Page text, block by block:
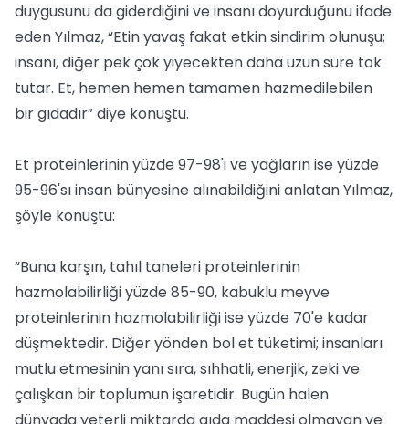
duygusunu da giderdiğini ve insanı doyurduğunu ifade
eden Yılmaz, “Etin yavaş fakat etkin sindirim olunuşu;
insanı, diğer pek çok yiyecekten daha uzun süre tok
tutar. Et, hemen hemen tamamen hazmedilebilen
bir gıdadır” diye konuştu.
Et proteinlerinin yüzde 97-98'i ve yağların ise yüzde
95-96'sı insan bünyesine alınabildiğini anlatan Yılmaz,
şöyle konuştu:
“Buna karşın, tahıl taneleri proteinlerinin
hazmolabilirliği yüzde 85-90, kabuklu meyve
proteinlerinin hazmolabilirliği ise yüzde 70'e kadar
düşmektedir. Diğer yönden bol et tüketimi; insanları
mutlu etmesinin yanı sıra, sıhhatli, enerjik, zeki ve
çalışkan bir toplumun işaretidir. Bugün halen